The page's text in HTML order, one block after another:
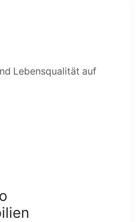
Lebensqualität auf